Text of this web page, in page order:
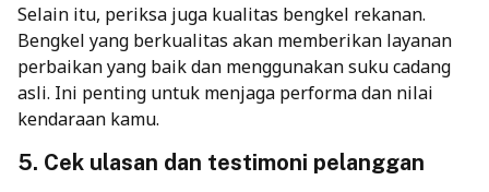
Selain itu, periksa juga kualitas bengkel rekanan.
Bengkel yang berkualitas akan memberikan layanan
perbaikan yang baik dan menggunakan suku cadang
asli. Ini penting untuk menjaga performa dan nilai
kendaraan kamu.
5. Cek ulasan dan testimoni pelanggan